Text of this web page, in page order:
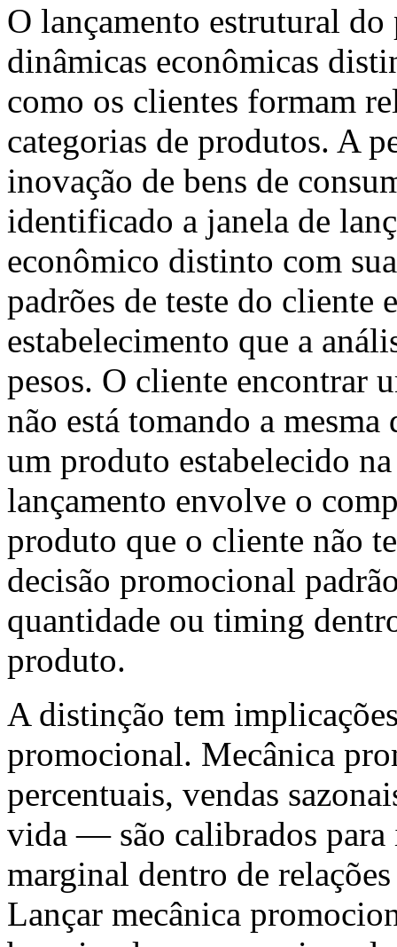
O lançamento estrutural
dinâmicas econômicas
como os clientes formam
categorias de produtos. A
inovação de bens de
identificado a janela de
econômico distinto com
padrões de teste do cliente
estabelecimento que a
pesos. O cliente encontrar
não está tomando a
um produto estabelecido
lançamento envolve o
produto que o cliente não
decisão promocional
quantidade ou timing
produto.
A distinção tem
promocional. Mecânica
percentuais, vendas
vida — são calibrados para
marginal dentro de
Lançar mecânica